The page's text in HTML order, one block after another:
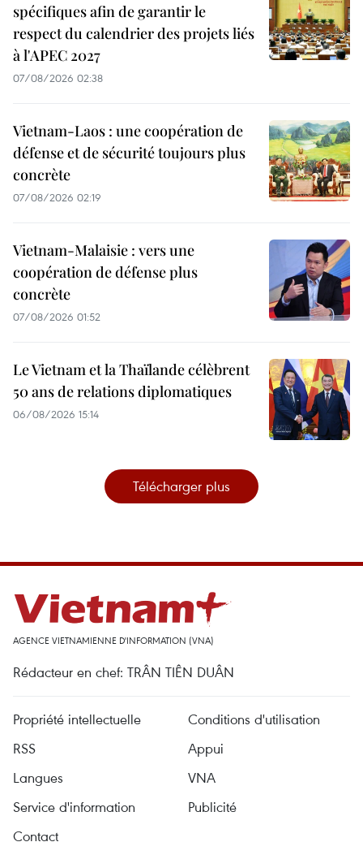
spécifiques afin de garantir le
respect du calendrier des projets liés
à l'APEC 2027
07/08/2026 02:38
Vietnam-Laos : une coopération de
défense et de sécurité toujours plus
concrète
07/08/2026 02:19
Vietnam-Malaisie : vers une
coopération de défense plus
concrète
07/08/2026 01:52
Le Vietnam et la Thaïlande célèbrent
50 ans de relations diplomatiques
06/08/2026 15:14
Télécharger plus
AGENCE VIETNAMIENNE D'INFORMATION (VNA)
Rédacteur en chef: TRÂN TIÊN DUÂN
Propriété intellectuelle
Conditions d'utilisation
RSS
Appui
Langues
VNA
Service d'information
Publicité
Contact